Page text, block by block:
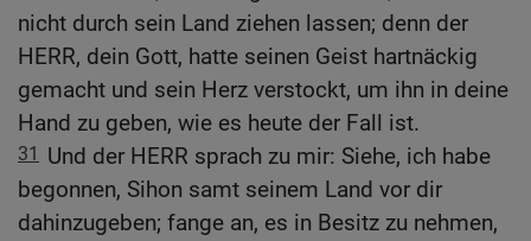
nicht durch sein Land ziehen lassen; denn der
HERR, dein Gott, hatte seinen Geist hartnäckig
gemacht und sein Herz verstockt, um ihn in deine
Hand zu geben, wie es heute der Fall ist.
31
Und der HERR sprach zu mir: Siehe, ich habe
begonnen, Sihon samt seinem Land vor dir
dahinzugeben; fange an, es in Besitz zu nehmen,